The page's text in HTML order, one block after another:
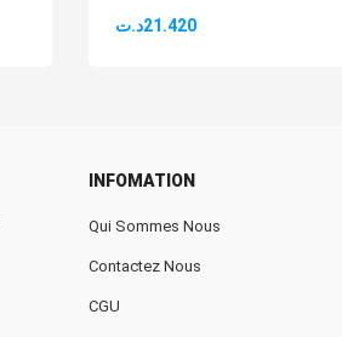
21.420د.ت
INFOMATION
Qui Sommes Nous
Contactez Nous
CGU